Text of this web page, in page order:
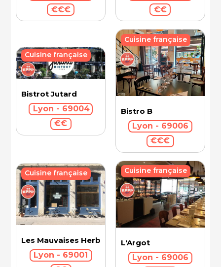
€€€
€€
Bistrot Jutard
Lyon - 69004
€€
Cuisine française
Bistro B
Lyon - 69006
€€€
Cuisine française
Les Mauvaises Herbes
Lyon - 69001
Cuisine française
L'Argot
Lyon - 69006
Cuisine française